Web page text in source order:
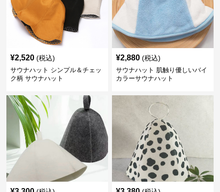
¥2,520 (税込)
サウナハット シンプル＆チェッ
ク柄 サウナハット
¥2,880 (税込)
サウナハット 肌触り優しいバイ
カラーサウナハット